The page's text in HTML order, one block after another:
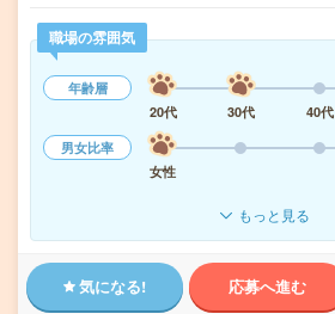
職場の雰囲気
年齢層
20代
30代 40代
男女比率
女性
もっと見る
気になる! 応募へ進む